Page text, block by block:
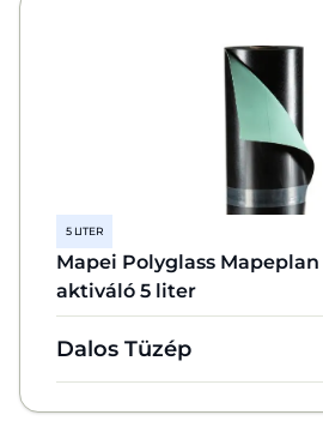
5 LITER
Mapei Polyglass
aktiváló 5 liter
Dalos Tüzép